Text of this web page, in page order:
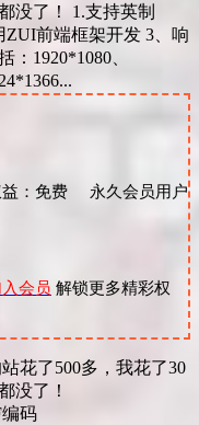
没了！ 1.支持英制
ZUI前端框架开发 3、响
1920*1080、
：免费 永久会员用户
会员 解锁更多精彩权
花了500多，我花了30
没了！
码